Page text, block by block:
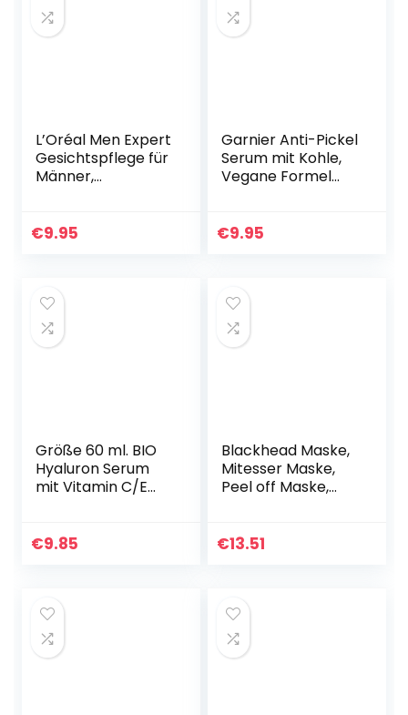
L’Oréal Men Expert
Gesichtspflege für
Männer,
e für unreine Haut,
€9.95
Garnier Anti-Pickel
Serum mit Kohle,
Vegane Formel
Schwarzes
€9.95
Größe 60 ml. BIO
Hyaluron Serum
mit Vitamin C/E
geeignet.
€9.85
Blackhead Maske,
Mitesser Maske,
Peel off Maske,
Poren reinigen Anti
€13.51